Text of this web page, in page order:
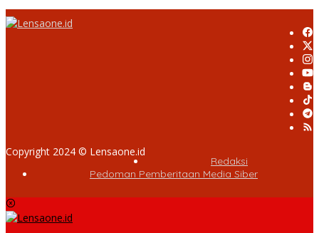
Copyright 2024 © Lensaone.id
Redaksi
Pedoman Pemberitaan Media Siber